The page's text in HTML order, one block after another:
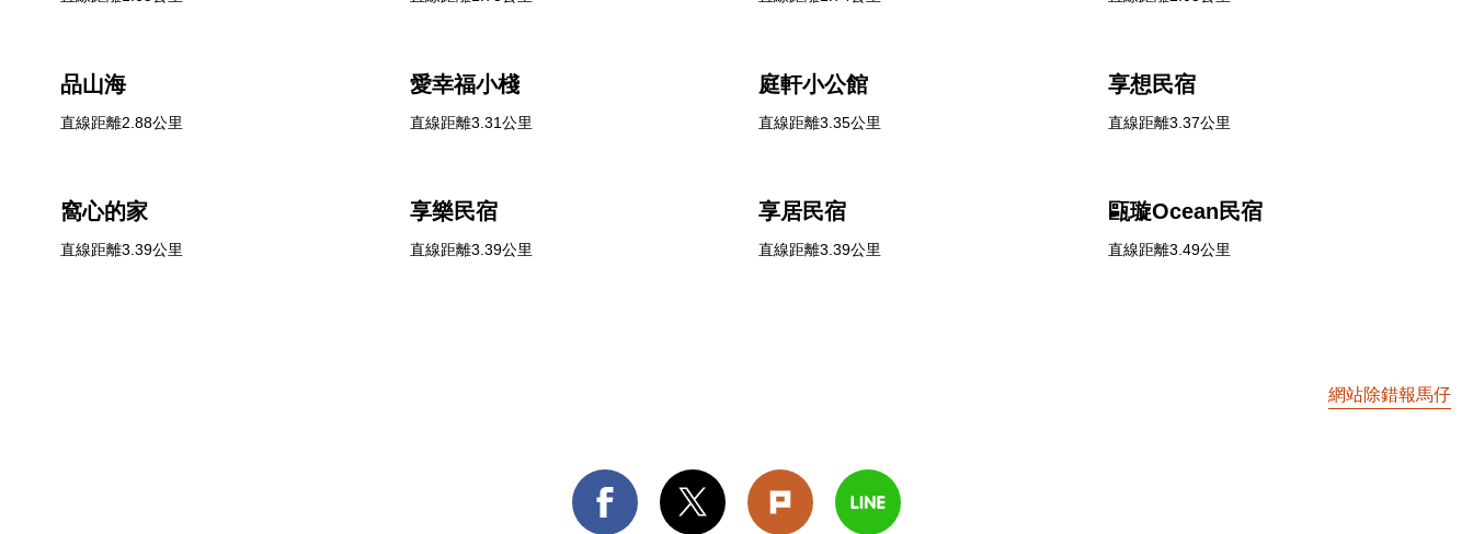
品山海
直線距離2.88公里
愛幸福小棧
直線距離3.31公里
庭軒小公館
直線距離3.35公里
享想民宿
直線距離3.37公里
窩心的家
直線距離3.39公里
享樂民宿
直線距離3.39公里
享居民宿
直線距離3.39公里
甌璇Ocean民宿
直線距離3.49公里
網站除錯報馬仔